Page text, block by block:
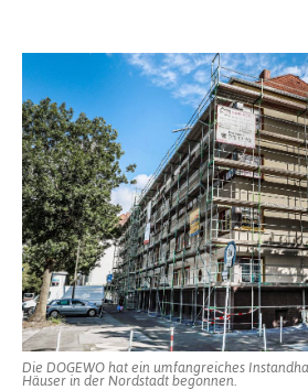
Die DOGEWO hat ein umfangreiches
Häuser in der Nordstadt begonnen.